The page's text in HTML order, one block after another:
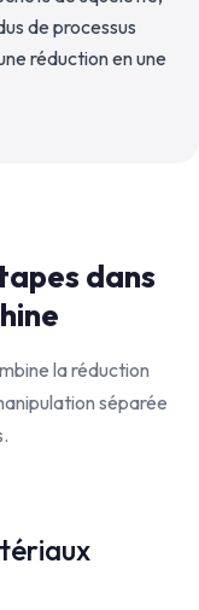
de processus
réduction en une
dans
la réduction
séparée